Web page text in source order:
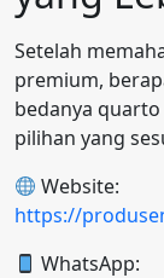
Setelah
premium,
bedanya
pilihan yang
Website:
https://
WhatsApp: